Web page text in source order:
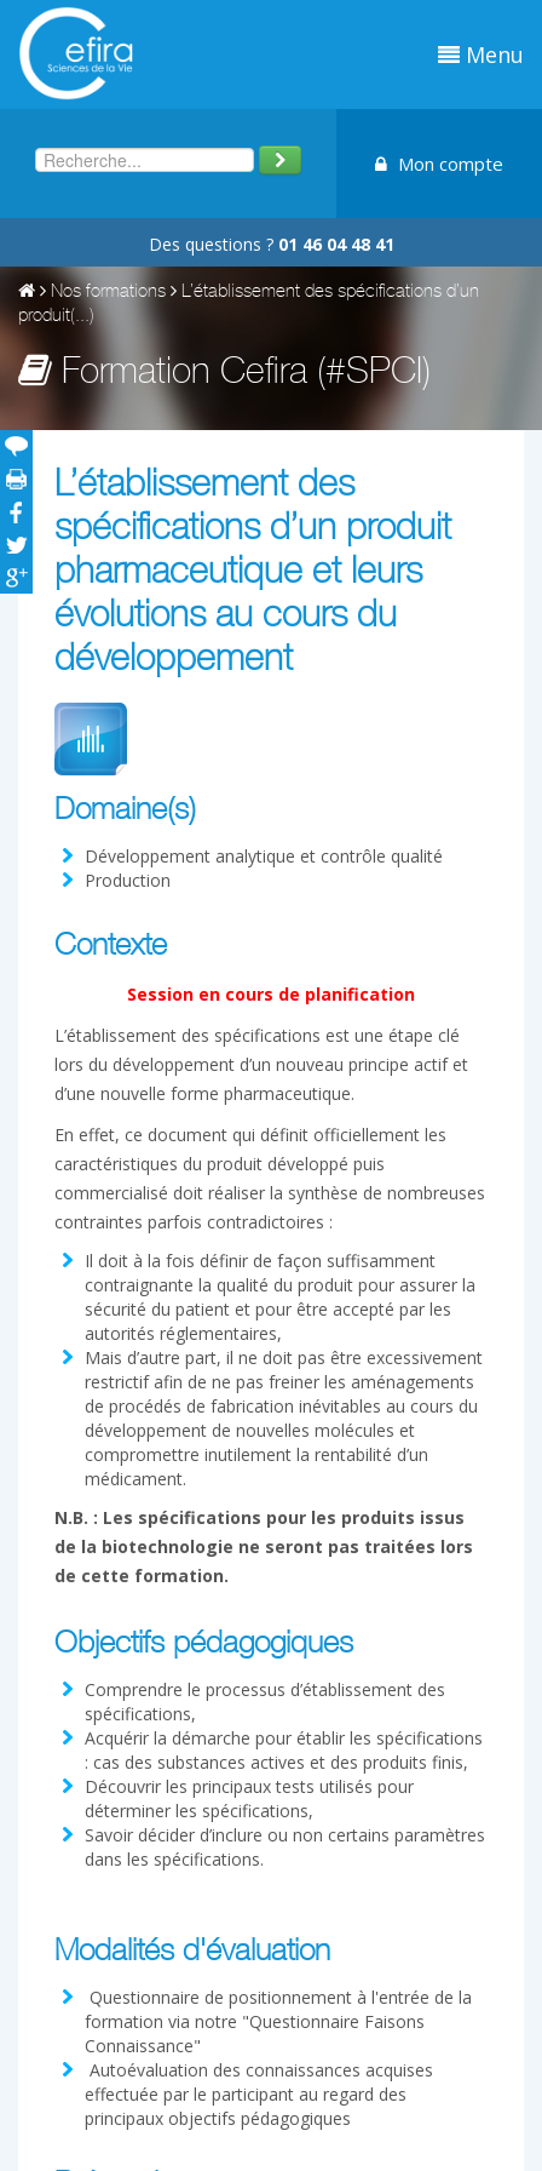
Menu
Mon compte
Des questions ? 01 46 04 48 41
Nos formations
L’établissement des spécifications d’un
produit(...)
Formation Cefira (#SPCI)
L’établissement des
spécifications d’un produit
pharmaceutique et leurs
évolutions au cours du
développement
Domaine(s)
Développement analytique et contrôle qualité
Production
Contexte
Session en cours de planification
L’établissement des spécifications est une étape clé
lors du développement d’un nouveau principe actif et
d’une nouvelle forme pharmaceutique.
En effet, ce document qui définit officiellement les
caractéristiques du produit développé puis
commercialisé doit réaliser la synthèse de nombreuses
contraintes parfois contradictoires :
Il doit à la fois définir de façon suffisamment
contraignante la qualité du produit pour assurer la
sécurité du patient et pour être accepté par les
autorités réglementaires,
Mais d’autre part, il ne doit pas être excessivement
restrictif afin de ne pas freiner les aménagements
de procédés de fabrication inévitables au cours du
développement de nouvelles molécules et
compromettre inutilement la rentabilité d’un
médicament.
N.B. : Les spécifications pour les produits issus
de la biotechnologie ne seront pas traitées lors
de cette formation.
Objectifs pédagogiques
Comprendre le processus d’établissement des
spécifications,
Acquérir la démarche pour établir les spécifications
: cas des substances actives et des produits finis,
Découvrir les principaux tests utilisés pour
déterminer les spécifications,
Savoir décider d’inclure ou non certains paramètres
dans les spécifications.
Modalités d'évaluation
Questionnaire de positionnement à l'entrée de la
formation via notre "Questionnaire Faisons
Connaissance"
Autoévaluation des connaissances acquises
effectuée par le participant au regard des
principaux objectifs pédagogiques